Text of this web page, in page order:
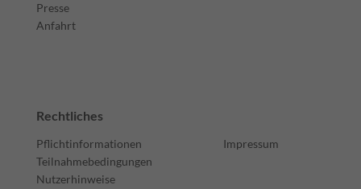
Presse
Anfahrt
Rechtliches
Pflichtinformationen
Teilnahmebedingungen
Nutzerhinweise
Impressum